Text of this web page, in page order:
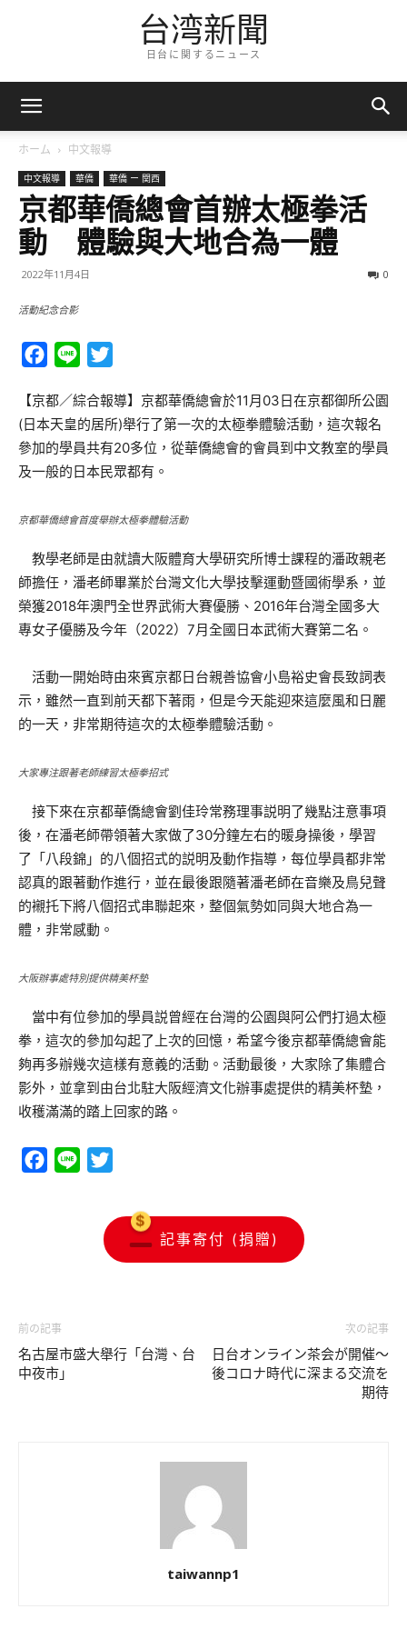
台湾新聞
日台に関するニュース
ホーム 中文報導
中文報導 華僑 華僑 ー 関西
京都華僑總會首辦太極拳活
動 體驗與大地合為一體
2022年11月4日 0
活動紀念合影
Facebook
Line
【京都／綜合報導】京都華僑總會於11月03日在京都御所公園
(日本天皇的居所)舉行了第一次的太極拳體驗活動，這次報名
參加的學員共有20多位，從華僑總會的會員到中文教室的學員
及一般的日本民眾都有。
京都華僑總會首度舉辦太極拳體驗活動
教學老師是由就讀大阪體育大學研究所博士課程的潘政親老
師擔任，潘老師畢業於台灣文化大學技擊運動暨國術學系，並
榮獲2018年澳門全世界武術大賽優勝、2016年台灣全國多大
專女子優勝及今年（2022）7月全國日本武術大賽第二名。
活動一開始時由來賓京都日台親善協會小島裕史會長致詞表
示，雖然一直到前天都下著雨，但是今天能迎來這麼風和日麗
的一天，非常期待這次的太極拳體驗活動。
大家專注跟著老師練習太極拳招式
接下來在京都華僑總會劉佳玲常務理事説明了幾點注意事項
後，在潘老師帶領著大家做了30分鐘左右的暖身操後，學習
了「八段錦」的八個招式的説明及動作指導，每位學員都非常
認真的跟著動作進行，並在最後跟隨著潘老師在音樂及鳥兒聲
的襯托下將八個招式串聯起來，整個氣勢如同與大地合為一
體，非常感動。
大阪辦事處特別提供精美杯墊
當中有位參加的學員説曾經在台灣的公園與阿公們打過太極
拳，這次的參加勾起了上次的回憶，希望今後京都華僑總會能
夠再多辦幾次這樣有意義的活動。活動最後，大家除了集體合
影外，並拿到由台北駐大阪經濟文化辦事處提供的精美杯墊，
收穫滿滿的踏上回家的路。
Facebook
Line
記事寄付 (捐贈)
前の記事
名古屋市盛大舉行「台灣、台
中夜市」
次の記事
日台オンライン茶会が開催〜
後コロナ時代に深まる交流を
期待
taiwannp1